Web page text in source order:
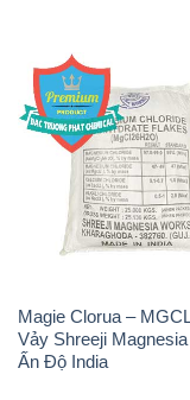
Magie Clorua –
Vảy Shreeji
Ấn Độ India